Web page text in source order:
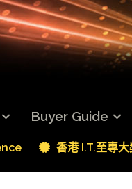
Buyer Guide
香港 I.T.至專大